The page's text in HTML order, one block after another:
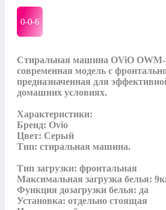
0-0-6
Стиральная машина OViO
современная модель с
предназначенная для
домашних условиях.
Характеристики:
Бренд: Ovio
Цвет: Серый
Тип: стиральная машина.
Тип загрузки: фронтальная
Максимальная загрузка белья:
Функция дозагрузки белья: да
Установка: отдельно стоящая